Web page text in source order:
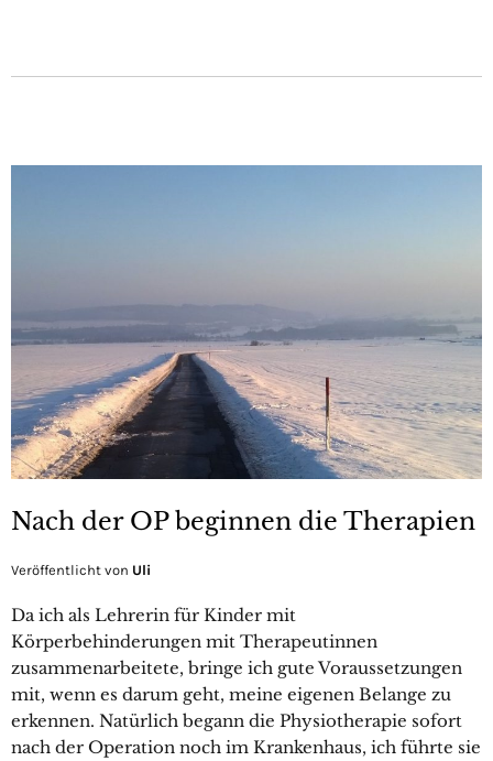
Nach der OP beginnen die Therapien
Veröffentlicht von Uli
Da ich als Lehrerin für Kinder mit
Körperbehinderungen mit Therapeutinnen
zusammenarbeitete, bringe ich gute Voraussetzungen
mit, wenn es darum geht, meine eigenen Belange zu
erkennen. Natürlich begann die Physiotherapie sofort
nach der Operation noch im Krankenhaus, ich führte sie